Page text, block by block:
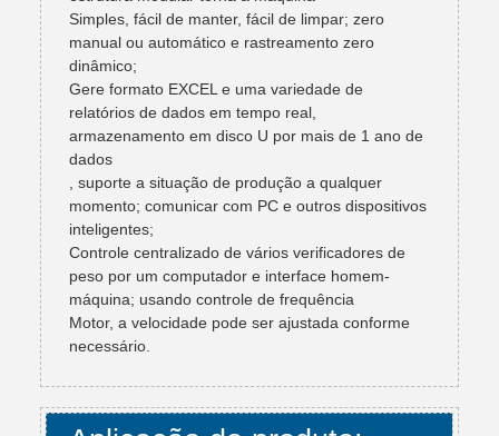
Simples, fácil de manter, fácil de limpar; zero
manual ou automático e rastreamento zero
dinâmico;
Gere formato EXCEL e uma variedade de
relatórios de dados em tempo real,
armazenamento em disco U por mais de 1 ano de
dados
, suporte a situação de produção a qualquer
momento; comunicar com PC e outros dispositivos
inteligentes;
Controle centralizado de vários verificadores de
peso por um computador e interface homem-
máquina; usando controle de frequência
Motor, a velocidade pode ser ajustada conforme
necessário.